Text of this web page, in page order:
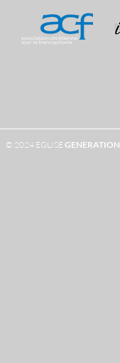
© 2024 EGLISE GENERATION